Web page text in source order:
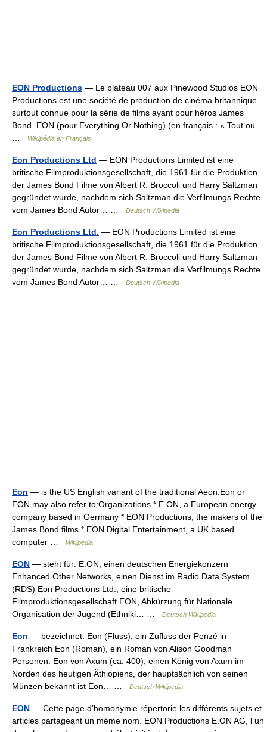
EON Productions — Le plateau 007 aux Pinewood Studios EON
Productions est une société de production de cinéma britannique
surtout connue pour la série de films ayant pour héros James
Bond. EON (pour Everything Or Nothing) (en français : « Tout ou…
…
Wikipédia en Français
Eon Productions Ltd — EON Productions Limited ist eine
britische Filmproduktionsgesellschaft, die 1961 für die Produktion
der James Bond Filme von Albert R. Broccoli und Harry Saltzman
gegründet wurde, nachdem sich Saltzman die Verfilmungs Rechte
vom James Bond Autor… …
Deutsch Wikipedia
Eon Productions Ltd. — EON Productions Limited ist eine
britische Filmproduktionsgesellschaft, die 1961 für die Produktion
der James Bond Filme von Albert R. Broccoli und Harry Saltzman
gegründet wurde, nachdem sich Saltzman die Verfilmungs Rechte
vom James Bond Autor… …
Deutsch Wikipedia
Eon — is the US English variant of the traditional Aeon.Eon or
EON may also refer to:Organizations * E.ON, a European energy
company based in Germany * EON Productions, the makers of the
James Bond films * EON Digital Entertainment, a UK based
computer …
Wikipedia
EON — steht für: E.ON, einen deutschen Energiekonzern
Enhanced Other Networks, einen Dienst im Radio Data System
(RDS) Eon Productions Ltd., eine britische
Filmproduktionsgesellschaft EON, Abkürzung für Nationale
Organisation der Jugend (Ethniki… …
Deutsch Wikipedia
Eon — bezeichnet: Eon (Fluss), ein Zufluss der Penzé in
Frankreich Eon (Roman), ein Roman von Alison Goodman
Personen: Eon von Axum (ca. 400), einen König von Axum im
Norden des heutigen Äthiopiens, der hauptsächlich von seinen
Münzen bekannt ist Eon… …
Deutsch Wikipedia
EON — Cette page d’homonymie répertorie les différents sujets et
articles partageant un même nom. EON Productions E.ON AG, l un